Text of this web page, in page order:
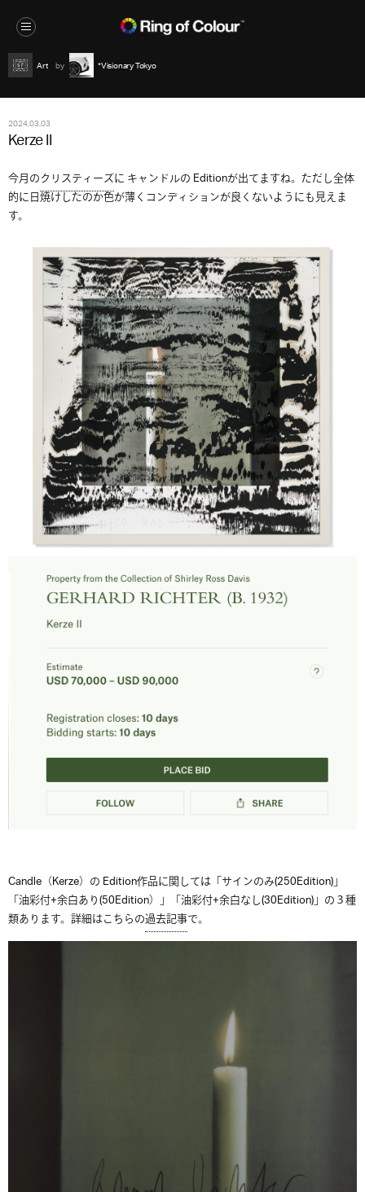
Art *Visionary Tokyo
2024.03.03
Kerze II
今月のクリスティーズに キャンドルの Editionが出てますね。ただし全体
的に日焼けしたのか色が薄くコンディションが良くないようにも見えま
す。
Candle（Kerze）の Edition作品に関しては「サインのみ(250Edition)」
「油彩付+余白あり(50Edition）」「油彩付+余白なし(30Edition)」の３種
類あります。詳細はこちらの過去記事で。